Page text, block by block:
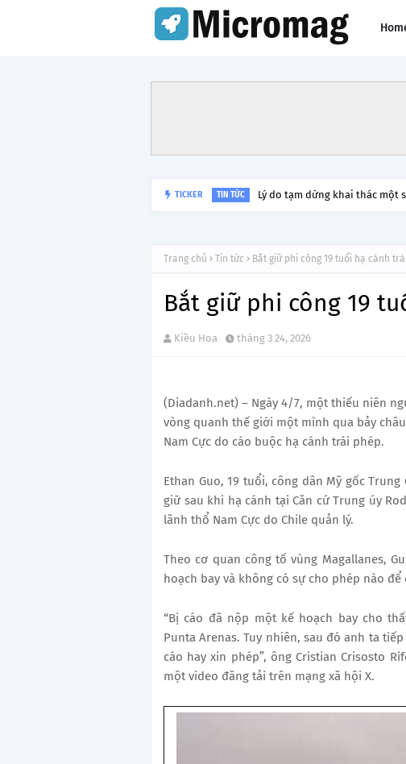
TICKER TIN TỨC Lý do tạm dừng khai thác một
Trang chủ Tin tức Bắt giữ phi công 19 tuổi hạ cánh
Bắt giữ phi công 19
Kiều Hoa tháng 3 24, 2026
(Diadanh.net) – Ngày 4/7, một thiếu niên
vòng quanh thế giới một mình qua bảy
Nam Cực do cáo buộc hạ cánh trái phép.
Ethan Guo, 19 tuổi, công dân Mỹ gốc
giữ sau khi hạ cánh tại Căn cứ Trung úy
lãnh thổ Nam Cực do Chile quản lý.
Theo cơ quan công tố vùng Magallanes,
hoạch bay và không có sự cho phép nào để
“Bị cáo đã nộp một kế hoạch bay cho
Punta Arenas. Tuy nhiên, sau đó anh ta
cáo hay xin phép”, ông Cristian Crisosto
một video đăng tải trên mạng xã hội X.